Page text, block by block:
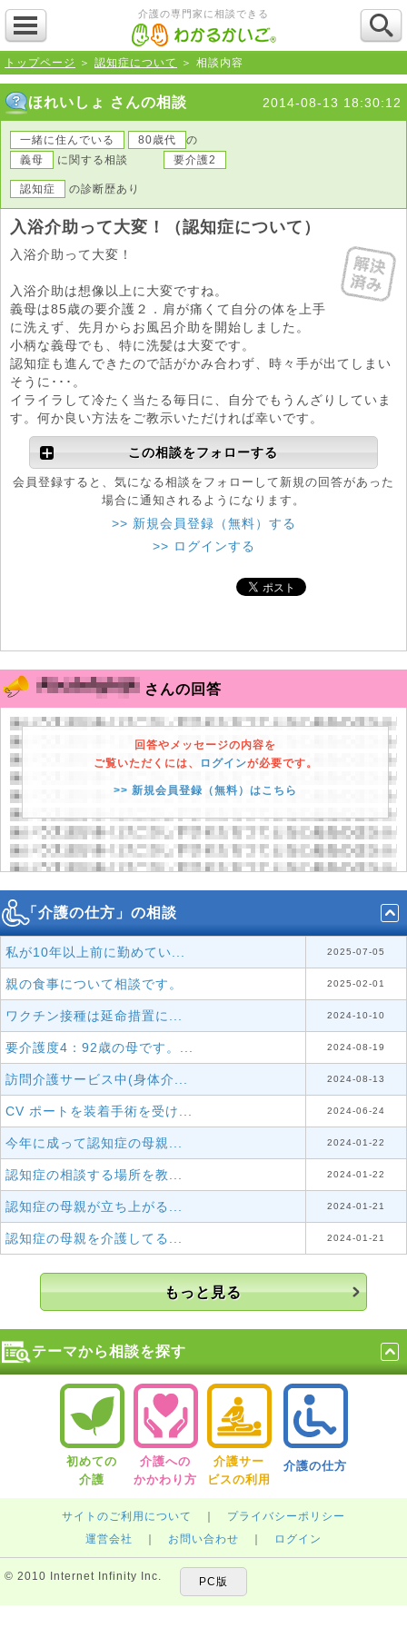
介護の専門家に相談できる
トップページ ＞ 認知症について ＞ 相談内容
ほれいしょ さんの相談 2014-08-13 18:30:12
一緒に住んでいる 80歳代
の
義母
に関する相談 要介護2
認知症 の診断歴あり
入浴介助って大変！（認知症について）
入浴介助って大変！
入浴介助は想像以上に大変ですね。
義母は85歳の要介護２．肩が痛くて自分の体を上手
に洗えず、先月からお風呂介助を開始しました。
小柄な義母でも、特に洗髪は大変です。
認知症も進んできたので話がかみ合わず、時々手が出てしまい
そうに･･･。
イライラして冷たく当たる毎日に、自分でもうんざりしていま
す。何か良い方法をご教示いただければ幸いです。
この相談をフォローする
会員登録すると、気になる相談をフォローして新規の回答があった
場合に通知されるようになります。
>> 新規会員登録（無料）する
>> ログインする
さんの回答
回答やメッセージの内容を
ご覧いただくには、
ログインが必要です。
>> 新規会員登録（無料）はこちら
「介護の仕方」の相談
私が10年以上前に勤めてい... 2025-07-05
親の食事について相談です。 2025-02-01
ワクチン接種は延命措置に... 2024-10-10
要介護度4：92歳の母です。... 2024-08-19
訪問介護サービス中(身体介... 2024-08-13
CV ポートを装着手術を受け... 2024-06-24
今年に成って認知症の母親... 2024-01-22
認知症の相談する場所を教... 2024-01-22
認知症の母親が立ち上がる... 2024-01-21
認知症の母親を介護してる... 2024-01-21
もっと見る
テーマから相談を探す
初めての
介護
介護への
かかわり方
介護サー
ビスの利用
介護の仕方
サイトのご利用について
プライバシーポリシー
運営会社
お問い合わせ ログイン
© 2010 Internet Infinity Inc. PC版